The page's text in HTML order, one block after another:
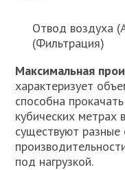
Отвод воздуха
(Фильтрация)
Максимальная
характеризует
способна
кубических метрах
существуют
под нагрузкой.